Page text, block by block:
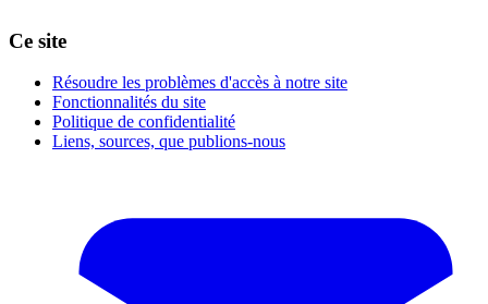
Ce site
Résoudre les problèmes d'accès à notre site
Fonctionnalités du site
Politique de confidentialité
Liens, sources, que publions-nous